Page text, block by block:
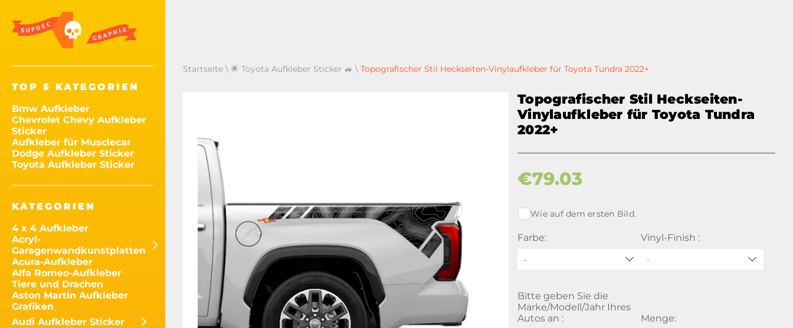
TOP 5 KATEGORIEN
Bmw Aufkleber
Chevrolet Chevy Aufkleber
Sticker
Aufkleber für Musclecar
Dodge Aufkleber Sticker
Toyota Aufkleber Sticker
KATEGORIEN
4 x 4 Aufkleber
Acryl-
Garagenwandkunstplatten
Acura-Aufkleber
Alfa Romeo-Aufkleber
Tiere und Drachen
Aston Martin Aufkleber
Grafiken
Audi Aufkleber Sticker
Startseite \ 🌟 Toyota Aufkleber Sticker 🚙 \ Topografischer Stil Heckseiten-Vinylaufkleber für Toyota Tundra 2022+
Topografischer Stil Heckseiten-
Vinylaufkleber für Toyota Tundra
2022+
€79.03
Wie auf dem ersten Bild.
Farbe:
-
Vinyl-Finish :
Bitte geben Sie die
Marke/Modell/Jahr Ihres
Autos an :
Menge: